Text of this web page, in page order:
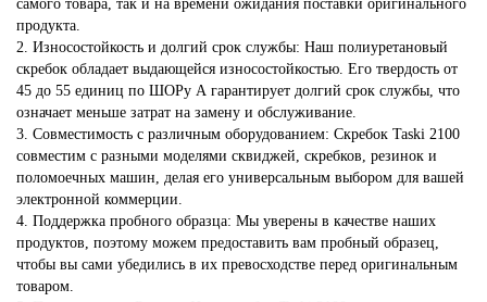
самого товара, так и на времени ожидания поставки оригинального
продукта.
2. Износостойкость и долгий срок службы: Наш полиуретановый
скребок обладает выдающейся износостойкостью. Его твердость от
45 до 55 единиц по ШОРу А гарантирует долгий срок службы, что
означает меньше затрат на замену и обслуживание.
3. Совместимость с различным оборудованием: Скребок Taski 2100
совместим с разными моделями сквиджей, скребков, резинок и
поломоечных машин, делая его универсальным выбором для вашей
электронной коммерции.
4. Поддержка пробного образца: Мы уверены в качестве наших
продуктов, поэтому можем предоставить вам пробный образец,
чтобы вы сами убедились в их превосходстве перед оригинальным
товаром.